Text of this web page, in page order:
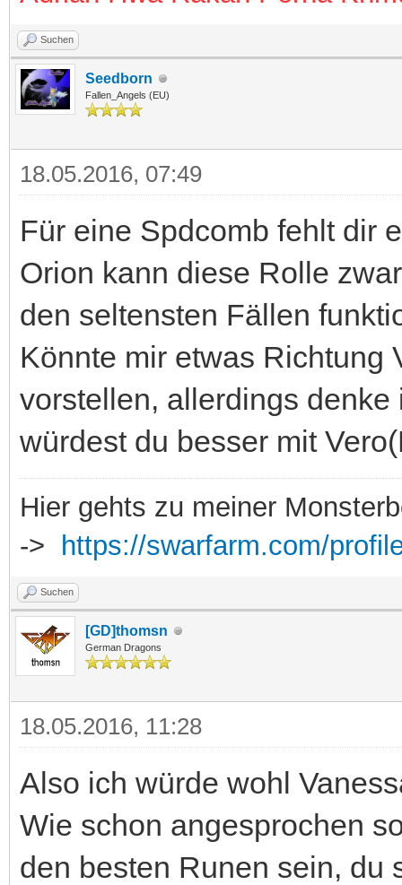
Suchen
Seedborn
Fallen_Angels (EU)
18.05.2016, 07:49
Für eine Spdcomb fehlt dir
Orion kann diese Rolle
den seltensten Fällen
Könnte mir etwas Richtung
vorstellen, allerdings
würdest du besser mit
Hier gehts zu meiner
->
https://swarfarm.com/
Suchen
[GD]thomsn
German Dragons
18.05.2016, 11:28
Also ich würde wohl
Wie schon angesprochen
den besten Runen sein, du